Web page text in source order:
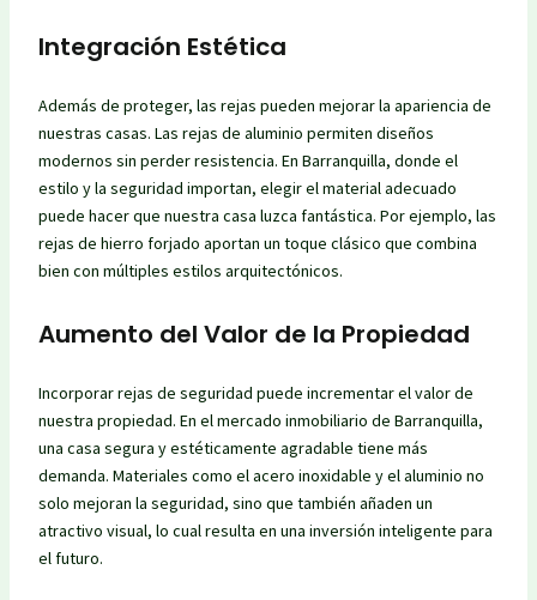
Integración Estética
Además de proteger, las rejas pueden mejorar la apariencia de
nuestras casas. Las rejas de aluminio permiten diseños
modernos sin perder resistencia. En Barranquilla, donde el
estilo y la seguridad importan, elegir el material adecuado
puede hacer que nuestra casa luzca fantástica. Por ejemplo, las
rejas de hierro forjado aportan un toque clásico que combina
bien con múltiples estilos arquitectónicos.
Aumento del Valor de la Propiedad
Incorporar rejas de seguridad puede incrementar el valor de
nuestra propiedad. En el mercado inmobiliario de Barranquilla,
una casa segura y estéticamente agradable tiene más
demanda. Materiales como el acero inoxidable y el aluminio no
solo mejoran la seguridad, sino que también añaden un
atractivo visual, lo cual resulta en una inversión inteligente para
el futuro.